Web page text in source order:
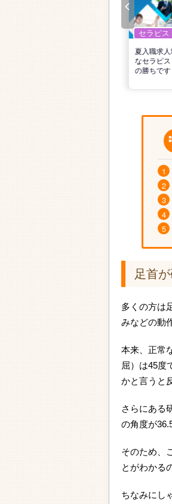
セラピス
夏入職求
なセラピ
の勝ちです
足首
多くの方は
みなどの動
本来、正常
屈）は45度
かと言うと
さらにある
の角度が
そのため、
とがわかる
ちなみにし